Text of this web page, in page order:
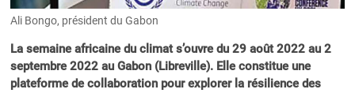
Ali Bongo, président du Gabon
La semaine africaine du climat s’ouvre du 29 août 2022 au 2
septembre 2022 au Gabon (Libreville). Elle constitue une
plateforme de collaboration pour explorer la résilience des